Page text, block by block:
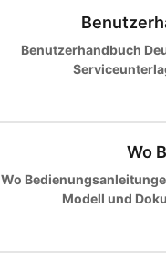
Benutzerhandbuch
Wo
Wo
Modell und